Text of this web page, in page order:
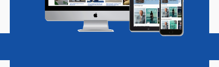
Magazine Podcasts Vacatures